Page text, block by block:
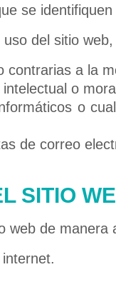
se
del sitio
contrarias a la
o
o
de correo
SITIO
web de manera